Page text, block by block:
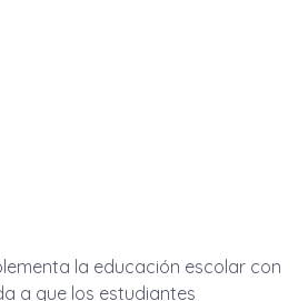
la educación escolar con
a que los estudiantes